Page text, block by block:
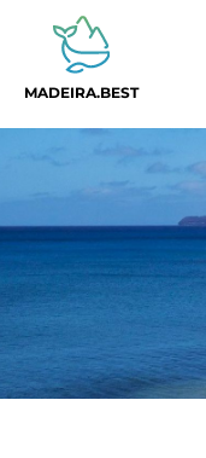
MADEIRA.BEST